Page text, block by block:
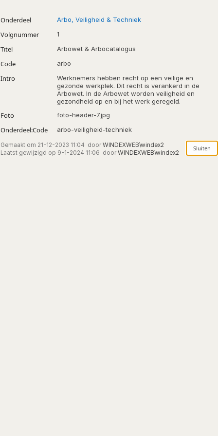
Onderdeel Arbo, Veiligheid & Techniek
Volgnummer 1
Titel Arbowet & Arbocatalogus
Code arbo
Intro
Werknemers hebben recht op een veilige en
gezonde werkplek. Dit recht is verankerd in de
Arbowet. In de Arbowet worden veiligheid en
gezondheid op en bij het werk geregeld.
Foto foto-header-7.jpg
Onderdeel:Code arbo-veiligheid-techniek
Gemaakt om 21-12-2023 11:04 door WINDEXWEB\windex2
Laatst gewijzigd op 9-1-2024 11:06 door WINDEXWEB\windex2